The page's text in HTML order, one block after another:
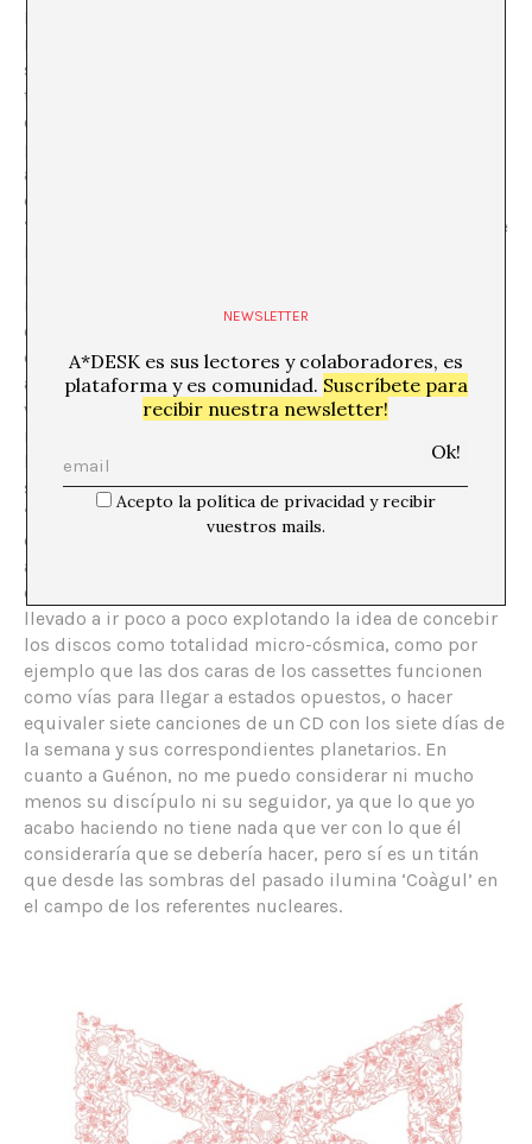
MOC. René Guénon, incansable explorador de los
mundos suprasensibles y estricto estudioso del
simbolismo primordial y esotérico común a todas las
tradiciones. De gran importancia histórica son sus
estudios publicados en artículos o libros hacia la
primera mitad del siglo XX, sobre todo por haber
acotado con gran rigor y perspicacia una ciencia que
desgraciadamente muchas veces es tomada por
“charlatenirsmo” y la ambigüedad de los vendedores de
bagatelas. A mí personalmente me ha influenciado
mucho en el conocimiento de los símbolos eternos y
me ha ayudado a aclararme en toda la cuestión
esotérica. Digamos que su lectura me ha agudizado el
ojo para distinguir lo genuino de lo falaz en estos
ámbitos. Más allá de estas cuestiones prácticas en la
vida personal, también ha sido una alta fuente de
inspiración para ‘Coàgul’. Alguno de sus análisis me
han encendido la lucecita para hacer canciones-
símbolo, como las dos canciones de Janitor, que son la
‘Mano de la Justicia’ y la ‘Mano de la Bendición’. En este
caso, la contraposición de estos dos símbolos
antagónicos pero complementarios (situados
conscientemente uno en cada cara del cassette) me ha
llevado a ir poco a poco explotando la idea de concebir
los discos como totalidad micro-cósmica, como por
ejemplo que las dos caras de los cassettes funcionen
como vías para llegar a estados opuestos, o hacer
equivaler siete canciones de un CD con los siete días de
la semana y sus correspondientes planetarios. En
cuanto a Guénon, no me puedo considerar ni mucho
menos su discípulo ni su seguidor, ya que lo que yo
acabo haciendo no tiene nada que ver con lo que él
consideraría que se debería hacer, pero sí es un titán
que desde las sombras del pasado ilumina ‘Coàgul’ en
el campo de los referentes nucleares.
NEWSLETTER
A*DESK es sus lectores y colaboradores, es
plataforma y es comunidad. Suscríbete para
recibir nuestra newsletter!
Acepto la política de privacidad y recibir
vuestros mails.